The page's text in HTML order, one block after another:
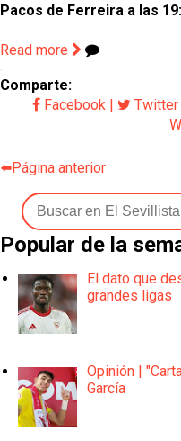
Pacos de Ferreira a las
Read more
Comparte:
Facebook | Twitter
⬅️Página anterior
Popular de la
El dato que
grandes ligas
Opinión |
García